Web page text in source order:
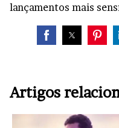
lançamentos mais
Artigos